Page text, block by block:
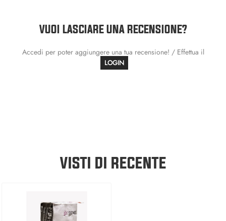
VUOI LASCIARE UNA RECENSIONE?
Accedi per poter aggiungere una tua recensione! / Effettua il
LOGIN
VISTI DI RECENTE